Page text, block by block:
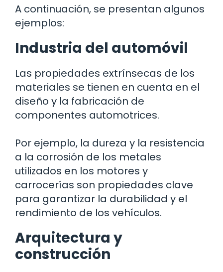
A continuación, se presentan algunos
ejemplos:
Industria del automóvil
Las propiedades extrínsecas de los
materiales se tienen en cuenta en el
diseño y la fabricación de
componentes automotrices.
Por ejemplo, la dureza y la resistencia
a la corrosión de los metales
utilizados en los motores y
carrocerías son propiedades clave
para garantizar la durabilidad y el
rendimiento de los vehículos.
Arquitectura y
construcción